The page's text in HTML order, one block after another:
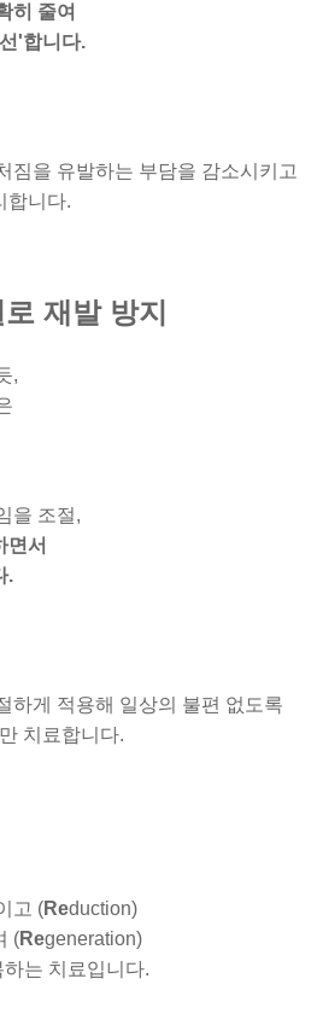
히 줄여
'합니다.
짐을 유발하는 부담을 감소시키고
합니다.
재발 방지
,
을 조절,
면서
.
하게 적용해 일상의 불편 없도록
치료합니다.
고 (Reduction)
(Regeneration)
하는 치료입니다.